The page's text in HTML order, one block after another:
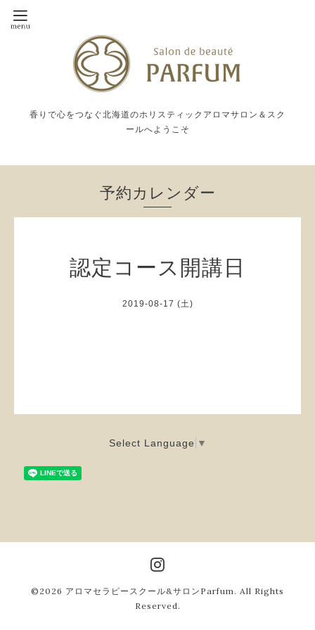
香りで心をつなぐ北海道のホリスティックアロマサロン＆スク
ールへようこそ
予約カレンダー
認定コース開講日
2019-08-17 (土)
Select Language ▼
©2026 アロマセラピースクール&サロンParfum . All Rights
Reserved.